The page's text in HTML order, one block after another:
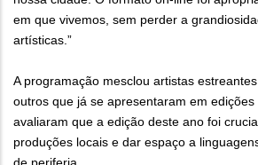
em que vivemos, sem perder a
artísticas.”
A programação mesclou artistas
outros que já se apresentaram em
avaliaram que a edição deste ano foi
produções locais e dar espaço a